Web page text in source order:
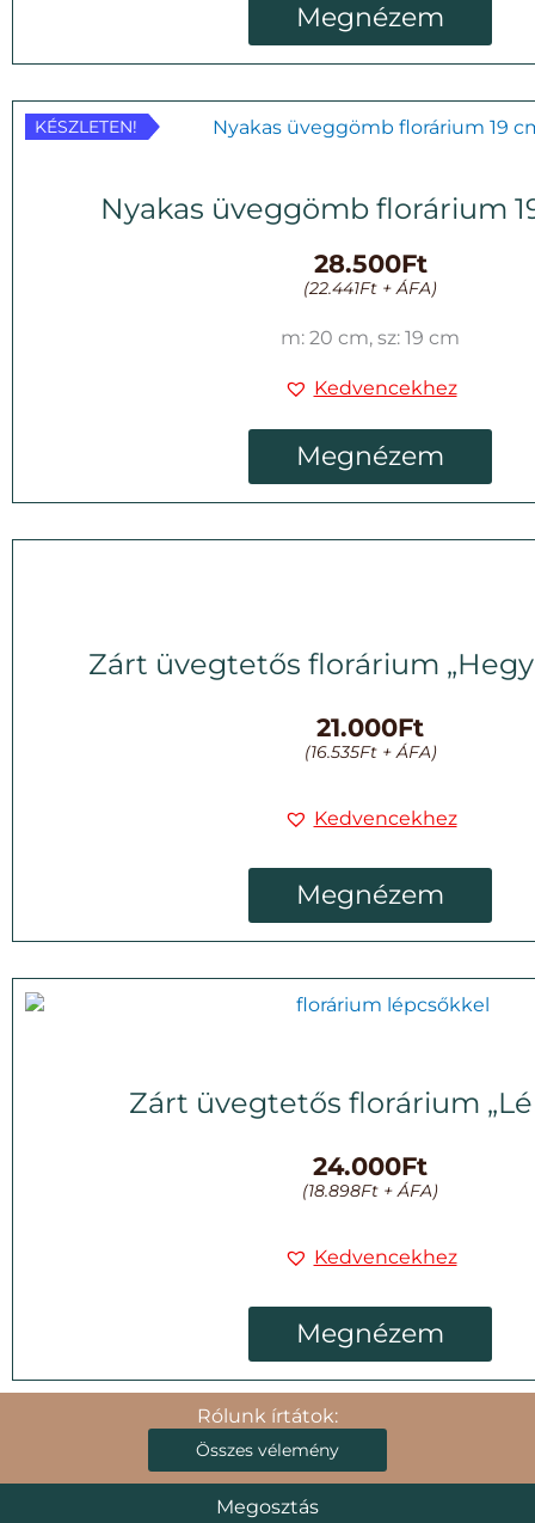
Megnézem
KÉSZLETEN!
KÉSZLETEN!
Nyakas üveggömb florárium
28.500Ft
(22.441Ft + ÁFA)
m: 20 cm, sz: 19 cm
Kedvencekhez
Megnézem
Zárt üvegtetős florárium
21.000Ft
(16.535Ft+ ÁFA)
Kedvencekhez
Megnézem
Zárt üvegtetős florárium
24.000Ft
(18.898Ft + ÁFA)
Kedvencekhez
Megnézem
Rólunk írtátok:
Összes vélemény
Megosztás